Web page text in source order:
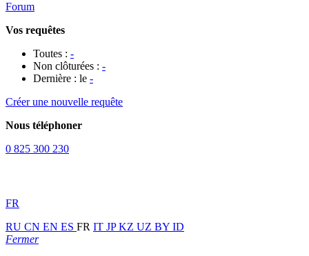
Forum
Vos requêtes
Toutes : -
Non clôturées : -
Dernière : le -
Créer une nouvelle requête
Nous téléphoner
0 825 300 230
FR
RU CN EN ES FR IT JPKZ UZ BY ID
Fermer